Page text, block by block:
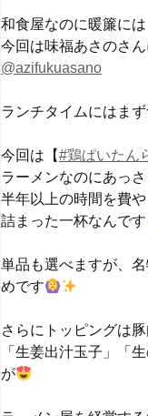
和食屋なのに暖簾に
今回は味福あさのさ
@azifukuasano
ランチタイムにはま
今回は【#鶏ぱいたん
ラーメンなのにあっさ
半年以上の時間を費
詰まった一杯なんです
単品も選べますが、
めです
さらにトッピングは
「生姜出汁玉子」「
が